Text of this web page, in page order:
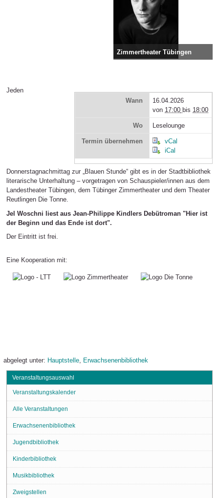
Zimmertheater Tübingen
Wann
16.04.2026
von 17:00 bis 18:00
Wo Leselounge
Termin übernehmen
vCal
iCal
Jeden
Donnerstagnachmittag zur „Blauen Stunde“ gibt es in der Stadtbibliothek
literarische Unterhaltung – vorgetragen von Schauspieler/innen aus dem
Landestheater Tübingen, dem Tübinger Zimmertheater und dem Theater
Reutlingen Die Tonne.
Jel Woschni liest aus Jean-Philippe Kindlers Debütroman "Hier ist
der Beginn und das Ende ist dort".
Der Eintritt ist frei.
Eine Kooperation mit:
abgelegt unter: Hauptstelle, Erwachsenenbibliothek
Veranstaltungsauswahl
Veranstaltungskalender
Alle Veranstaltungen
Erwachsenenbibliothek
Jugendbibliothek
Kinderbibliothek
Musikbibliothek
Zweigstellen